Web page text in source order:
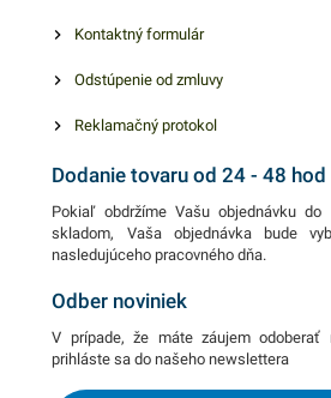
Kontaktný formulár
Odstúpenie od zmluvy
Reklamačný protokol
Dodanie tovaru od 24 - 48 hod
Pokiaľ obdržíme Vašu objednávku
skladom, Vaša objednávka bude
nasledujúceho pracovného dňa.
Odber noviniek
V prípade, že máte záujem odoberať
prihláste sa do našeho newslettera